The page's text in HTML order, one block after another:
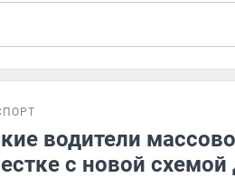
водители
с новой